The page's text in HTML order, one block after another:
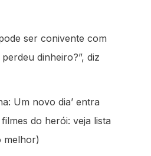
ser conivente com
dinheiro?”, diz
Um novo dia’ entra
do herói: veja lista
melhor)